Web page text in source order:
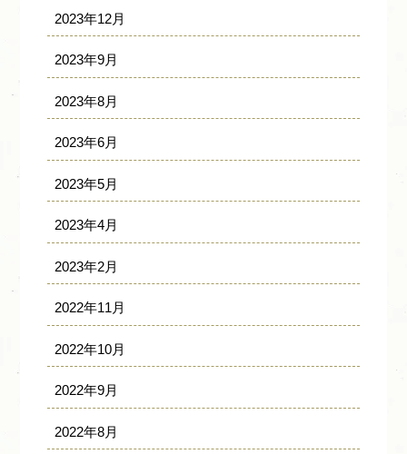
2023年12月
2023年9月
2023年8月
2023年6月
2023年5月
2023年4月
2023年2月
2022年11月
2022年10月
2022年9月
2022年8月